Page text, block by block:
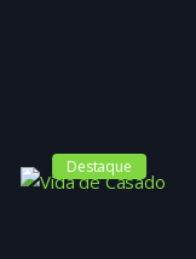
Destaque